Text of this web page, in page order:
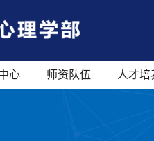
心 师资队伍 人才培